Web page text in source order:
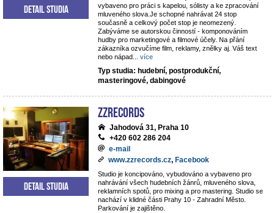
vybaveno pro práci s kapelou, sólisty a ke zpracování
mluveného slova.Je schopné nahrávat 24 stop
současně a celkový počet stop je neomezený.
Zabýváme se autorskou činností - komponováním
hudby pro marketingové a filmové účely. Na přání
zákazníka ozvučíme film, reklamy, znělky aj. Váš text
nebo nápad
více
Typ studia: hudební, postprodukční,
masteringové, dabingové
Detail studia
ZZrecords
Jahodová 31, Praha 10
+420 602 286 204
e-mail
www.zzrecords.cz, Facebook
Studio je koncipováno, vybudováno a vybaveno pro
nahrávání všech hudebních žánrů, mluveného slova,
reklamních spotů, pro mixing a pro mastering. Studio se
nachází v klidné části Prahy 10 - Zahradní Město.
Parkování je zajištěno.
Detail studia